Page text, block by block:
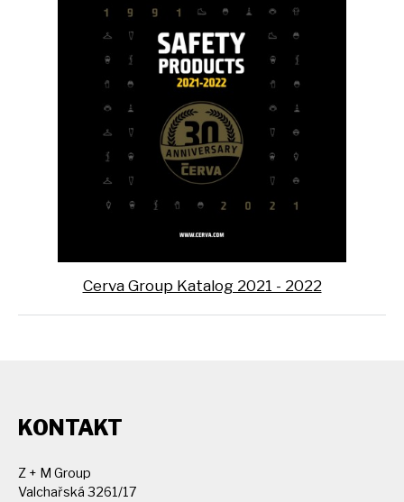
Cerva Group Katalog 2021 - 2022
KONTAKT
Z + M Group
Valchařská 3261/17